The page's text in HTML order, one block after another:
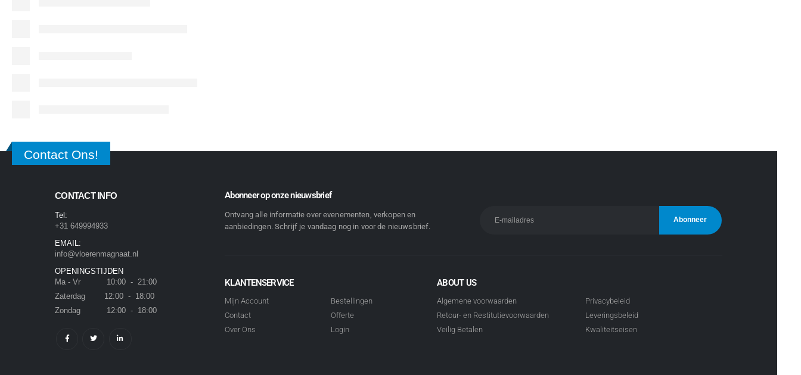
Contact Ons!
CONTACT INFO
Tel:
+31 649994933
EMAIL:
info@vloerenmagnaat.nl
OPENINGSTIJDEN
Ma - Vr 10:00 - 21:00
Zaterdag 12:00 - 18:00
Zondag 12:00 - 18:00
Abonneer op onze nieuwsbrief
Ontvang alle informatie over evenementen, verkopen en
aanbiedingen. Schrijf je vandaag nog in voor de nieuwsbrief.
KLANTENSERVICE
Mijn Account
Contact
Over Ons
Bestellingen
Offerte
Login
ABOUT US
Algemene voorwaarden
Retour- en Restitutievoorwaarden
Veilig Betalen
Privacybeleid
Leveringsbeleid
Kwaliteitseisen